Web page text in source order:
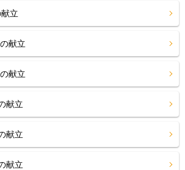
立
献立
献立
献立
献立
献立